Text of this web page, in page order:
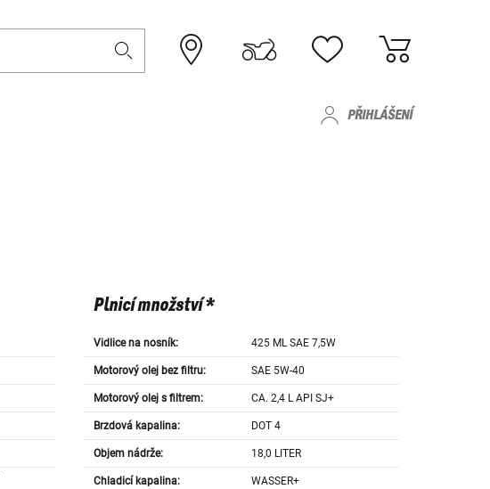
PŘIHLÁŠENÍ
Plnicí množství *
Vidlice na nosník: 425 ML SAE 7,5W
Motorový olej bez filtru: SAE 5W-40
Motorový olej s filtrem: CA. 2,4 L API SJ+
Brzdová kapalina: DOT 4
Objem nádrže: 18,0 LITER
Chladicí kapalina: WASSER+